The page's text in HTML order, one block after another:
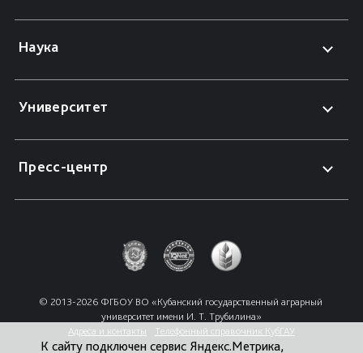
Наука
Университет
Пресс-центр
© 2013-2026 ФГБОУ ВО «Кубанский государственный аграрный
университет имени И. Т. Трубилина»
Адреса и контакты
Телефонный справочник КубГАУ
К сайту подключен сервис Яндекс.Метрика,